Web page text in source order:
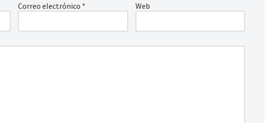
Correo electrónico * Web